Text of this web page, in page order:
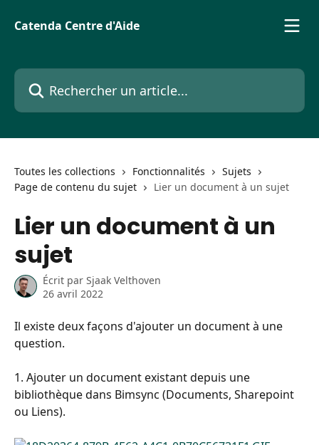
Catenda Centre d'Aide
Rechercher un article...
Toutes les collections Fonctionnalités
Sujets
Page de contenu du sujet
Lier un document à un sujet
Lier un document à un
sujet
Écrit par Sjaak Velthoven
26 avril 2022
Il existe deux façons d'ajouter un document à une
question.
1. Ajouter un document existant depuis une
bibliothèque dans Bimsync (Documents, Sharepoint
ou Liens).